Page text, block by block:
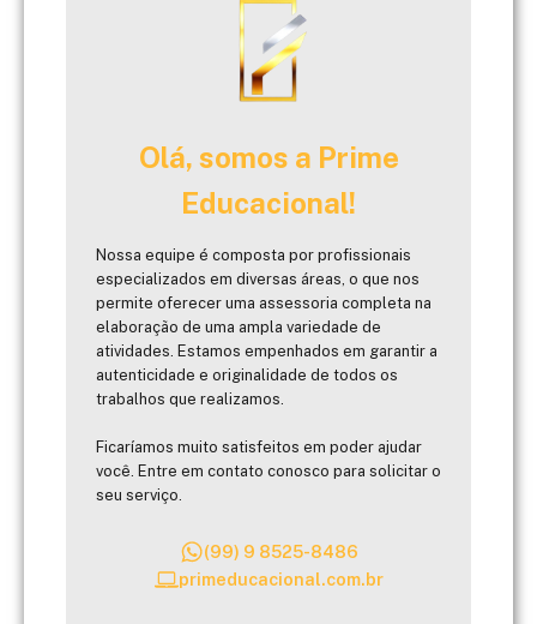
Olá, somos a Prime
Educacional!
Nossa equipe é composta por profissionais
especializados em diversas áreas, o que nos
permite oferecer uma assessoria completa na
elaboração de uma ampla variedade de
atividades. Estamos empenhados em garantir a
autenticidade e originalidade de todos os
trabalhos que realizamos.
Ficaríamos muito satisfeitos em poder ajudar
você. Entre em contato conosco para solicitar o
seu serviço.
(99) 9 8525-8486
primeducacional.com.br